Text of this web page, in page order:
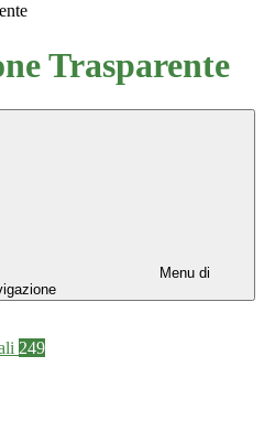
Trasparente
Menu di
249